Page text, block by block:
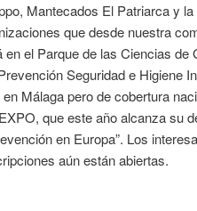
Mantecados El Patriarca y la
que desde nuestra
el Parque de las Ciencias de
Seguridad e Higiene
Málaga pero de cobertura
que este año alcanza su
en Europa”. Los
aún están abiertas.